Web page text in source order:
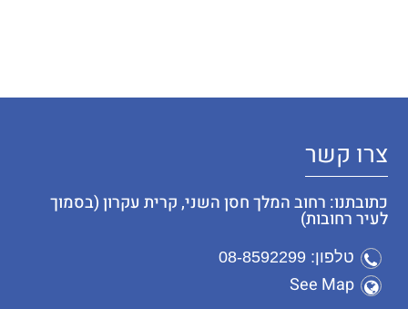
צרו קשר
כתובתנו: רחוב המלך חסן השני, קרית עקרון (בסמוך
לעיר רחובות)
טלפון: 08-8592299
See Map